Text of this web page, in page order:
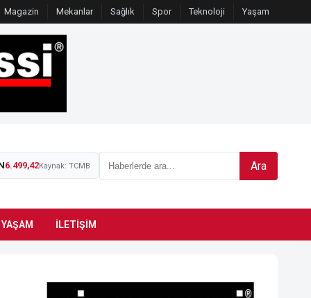
Magazin Mekanlar Sağlık Spor Teknoloji Yaşam
6.499,42Kaynak: TCMB Ara
YAŞAM İLETIŞIM